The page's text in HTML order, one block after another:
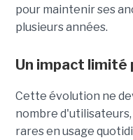
pour maintenir ses
plusieurs années.
Un impact
Cette évolution ne
nombre
rares en usage